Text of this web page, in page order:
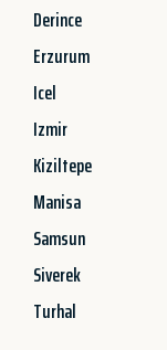
Derince
Erzurum
Icel
Izmir
Kiziltepe
Manisa
Samsun
Siverek
Turhal